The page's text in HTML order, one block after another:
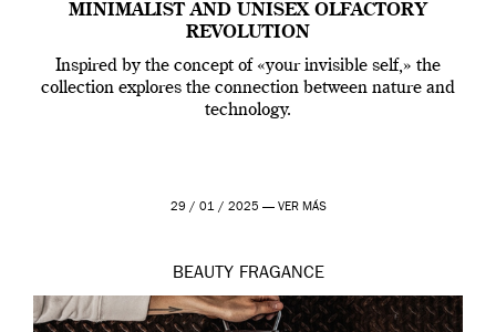
MINIMALIST AND UNISEX OLFACTORY
REVOLUTION
Inspired by the concept of «your invisible self,» the
collection explores the connection between nature and
technology.
29 / 01 / 2025 — VER MÁS
BEAUTY FRAGANCE